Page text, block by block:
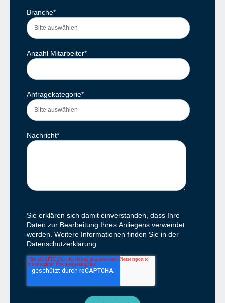
Branche*
Anzahl Mitarbeiter*
Anfragekategorie*
Nachricht*
Sie erklären sich damit einverstanden, dass Ihre
Daten zur Bearbeitung Ihres Anliegens verwendet
werden. Weitere Informationen finden Sie in der
Datenschutzerklärung.